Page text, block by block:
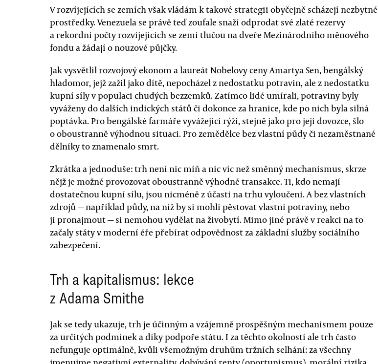
V rozvíjejících se zemích však vládám k takové strategii obyčejně scházejí nezbytné
prostředky. Venezuela se právě teď zoufale snaží odprodat své zlaté rezervy
a rekordní počty rozvíjejících se zemí tlučou na dveře Mezinárodního měnového
fondu a žádají o nouzové půjčky.
Jak vysvětlil rozvojový ekonom a laureát Nobelovy ceny Amartya Sen, bengálský
hladomor, jejž zažil jako dítě, nepocházel z nedostatku potravin, ale z nedostatku
kupní síly v populaci chudých bezzemků. Zatímco lidé umírali, potraviny byly
vyváženy do dalších indických států či dokonce za hranice, kde po nich byla silná
poptávka. Pro bengálské farmáře vyvážející rýži, stejně jako pro její dovozce, šlo
o oboustranně výhodnou situaci. Pro zemědělce bez vlastní půdy či nezaměstnané
dělníky to znamenalo smrt.
Zkrátka a jednoduše: trh není nic míň a nic víc než směnný mechanismus, skrze
nějž je možné provozovat oboustranně výhodné transakce. Ti, kdo nemají
dostatečnou kupní sílu, jsou nicméně z účasti na trhu vyloučeni. A bez vlastních
zdrojů — například půdy, na níž by si mohli pěstovat vlastní potraviny, nebo
ji pronajmout — si nemohou vydělat na živobytí. Mimo jiné právě v reakci na to
začaly státy v moderní éře přebírat odpovědnost za základní služby sociálního
zabezpečení.
Trh a kapitalismus: lekce
z Adama Smithe
Jak se tedy ukazuje, trh je účinným a vzájemně prospěšným mechanismem pouze
za určitých podmínek a díky podpoře státu. I za těchto okolností ale trh často
nefunguje optimálně, kvůli všemožným druhům tržních selhání: za všechny